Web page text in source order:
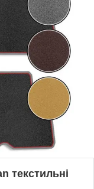
текстильні